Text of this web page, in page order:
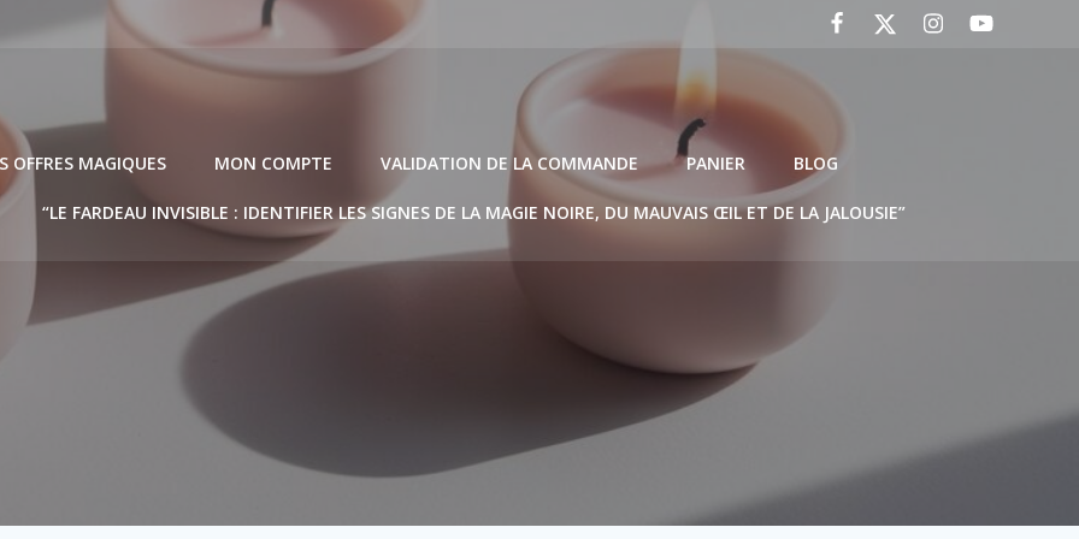
OFFRES MAGIQUES MON COMPTE VALIDATION DE LA COMMANDE PANIER BLOG
“LE FARDEAU INVISIBLE : IDENTIFIER LES SIGNES DE LA MAGIE NOIRE, DU MAUVAIS ŒIL ET DE LA JALOUSIE”